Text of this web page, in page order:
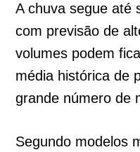
A chuva segue até
com previsão de
volumes podem
média histórica de
grande número de
Segundo modelos